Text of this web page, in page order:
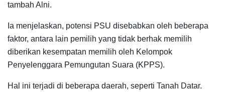
tambah Alni.
Ia menjelaskan, potensi PSU disebabkan oleh beberapa
faktor, antara lain pemilih yang tidak berhak memilih
diberikan kesempatan memilih oleh Kelompok
Penyelenggara Pemungutan Suara (KPPS).
Hal ini terjadi di beberapa daerah, seperti Tanah Datar.